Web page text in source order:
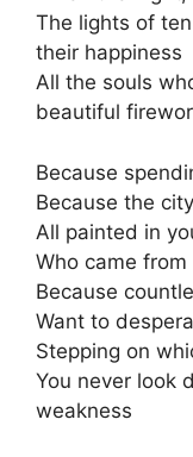
The lights of
their happiness
All the souls
beautiful
Because
Because the
All painted in
Who came
Because
Want to
Stepping on
You never look
weakness